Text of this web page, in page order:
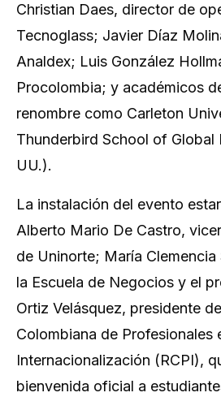
Christian Daes, director de
Tecnoglass; Javier Díaz
Analdex; Luis González
Procolombia; y académicos
renombre como Carleton
Thunderbird School of Global
UU.).
La instalación del evento
Alberto Mario De Castro,
de Uninorte; María Clemencia
la Escuela de Negocios y el
Ortiz Velásquez, presidente
Colombiana de Profesionales
Internacionalización (RCPI),
bienvenida oficial a